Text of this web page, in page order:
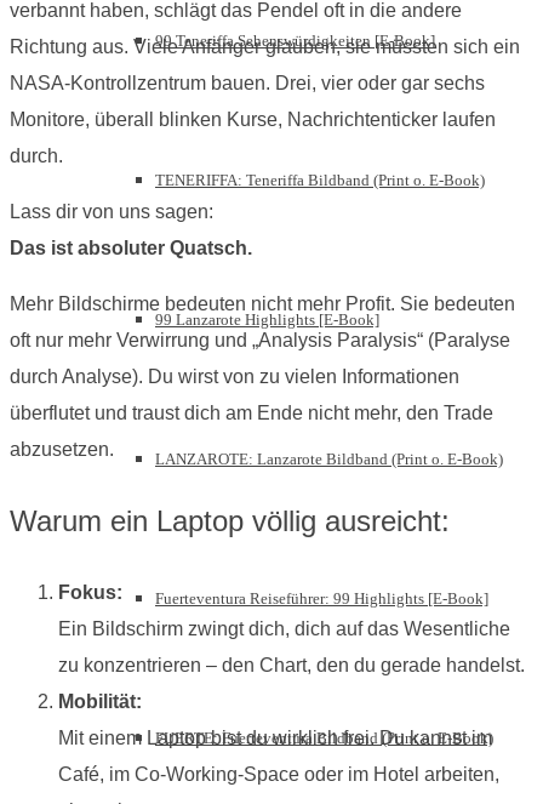
99 Teneriffa Sehenswürdigkeiten [E-Book]
TENERIFFA: Teneriffa Bildband (Print o. E-Book)
99 Lanzarote Highlights [E-Book]
LANZAROTE: Lanzarote Bildband (Print o. E-Book)
Fuerteventura Reiseführer: 99 Highlights [E-Book]
FUERTE: Fuerteventura Bildband (Print o. E-Book)
verbannt haben, schlägt das Pendel oft in die andere
Richtung aus. Viele Anfänger glauben, sie müssten sich ein
NASA-Kontrollzentrum bauen. Drei, vier oder gar sechs
Monitore, überall blinken Kurse, Nachrichtenticker laufen
durch.
Lass dir von uns sagen:
Das ist absoluter Quatsch.
Mehr Bildschirme bedeuten nicht mehr Profit. Sie bedeuten
oft nur mehr Verwirrung und „Analysis Paralysis“ (Paralyse
durch Analyse). Du wirst von zu vielen Informationen
überflutet und traust dich am Ende nicht mehr, den Trade
abzusetzen.
Warum ein Laptop völlig ausreicht:
Fokus:
Ein Bildschirm zwingt dich, dich auf das Wesentliche
zu konzentrieren – den Chart, den du gerade handelst.
Mobilität:
Mit einem Laptop bist du wirklich frei. Du kannst im
Café, im Co-Working-Space oder im Hotel arbeiten,